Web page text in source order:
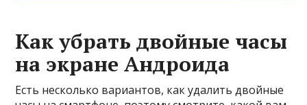
Как убрать двойные часы
на экране Андроида
Есть несколько вариантов, как удалить двойные